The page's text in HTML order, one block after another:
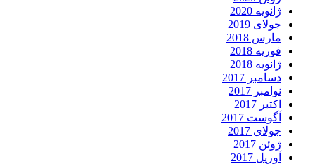
ژانویه 2020
جولای 2019
مارس 2018
فوریه 2018
ژانویه 2018
دسامبر 2017
نوامبر 2017
اکتبر 2017
آگوست 2017
جولای 2017
ژوئن 2017
آوریل 2017